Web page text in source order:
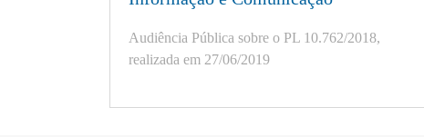
Audiência Pública sobre o PL 10.762/2018,
realizada em 27/06/2019